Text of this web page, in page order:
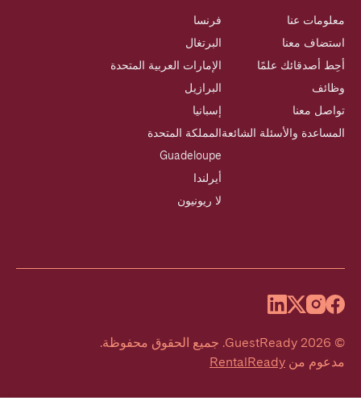
معلومات عنا
استضاف معنا
أحِط أصدقائك علمًا
وظائف
تواصل معنا
المساعدة والأسئلة الشائعة
فرنسا
البرتغال
الإمارات العربية المتحدة
البرازيل
إسبانيا
المملكة المتحدة
Guadeloupe
أيرلندا
لا ريونيون
©
2026
GuestReady
. جميع الحقوق محفوظة.
مدعوم من RentalReady